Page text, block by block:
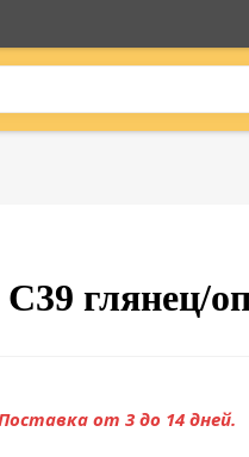
глянец/
от 3 до 14 дней.